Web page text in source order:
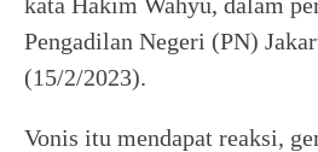
Pengadilan Negeri (PN)
(15/2/2023).
Vonis itu mendapat reaksi,